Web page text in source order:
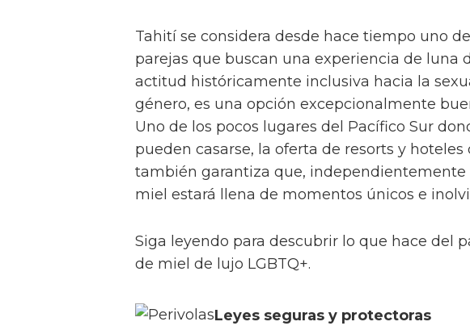
Tahití se considera desde hace tiempo uno
parejas que buscan una experiencia de luna
actitud históricamente inclusiva hacia la
género, es una opción excepcionalmente
Uno de los pocos lugares del Pacífico Sur
pueden casarse, la oferta de resorts y
también garantiza que, independientemente
miel estará llena de momentos únicos e
Siga leyendo para descubrir lo que hace del
de miel de lujo LGBTQ+.
Leyes seguras y protectoras